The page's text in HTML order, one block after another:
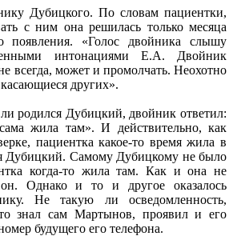
Дубицкого. По словам пациентки,
с ним она решилась только месяца
появления. «Голос двойника слышу
интонациями Е.А. Двойник
всегда, может и промолчать. Неохотно
других».
родился Дубицкий, двойник ответил:
жила там». И действительно, как
пациентка какое-то время жила в
Дубицкий. Самому Дубицкому не было
когда-то жила там. Как и она не
Однако и то и другое оказалось
Не такую ли осведомленность,
знал сам Мартынов, проявил и его
будущего его телефона.